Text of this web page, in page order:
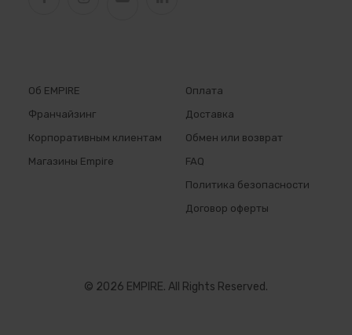
Об EMPIRE
Франчайзинг
Корпоративным клиентам
Магазины Empire
Оплата
Доставка
Обмен или возврат
FAQ
Политика безопасности
Договор оферты
© 2026 EMPIRE. All Rights Reserved.